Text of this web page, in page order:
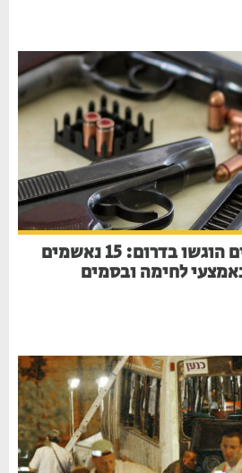
כתבי אישום חמורים הוגשו בדרום: 15 נאשמים
לחימה ובסמים